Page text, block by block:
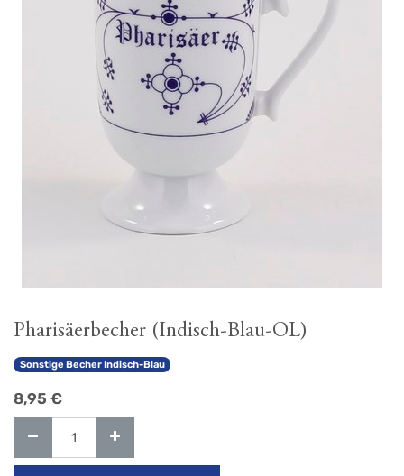
Pharisäerbecher (Indisch-Blau-OL)
Sonstige Becher Indisch-Blau
8,95 €